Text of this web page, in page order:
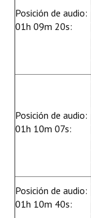
Posición de audio:
01h 09m 20s:
Posición de audio:
01h 10m 07s:
Posición de audio:
01h 10m 40s: